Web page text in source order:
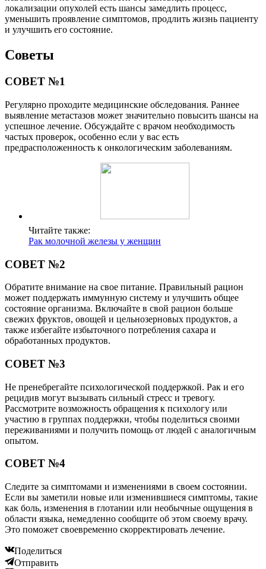
локализации опухолей есть шансы замедлить процесс,
уменьшить проявление симптомов, продлить жизнь пациенту
и улучшить его состояние.
Советы
СОВЕТ №1
Регулярно проходите медицинские обследования. Раннее
выявление метастазов может значительно повысить шансы на
успешное лечение. Обсуждайте с врачом необходимость
частых проверок, особенно если у вас есть
предрасположенность к онкологическим заболеваниям.
Читайте также:
Рак молочной железы у женщин
СОВЕТ №2
Обратите внимание на свое питание. Правильный рацион
может поддержать иммунную систему и улучшить общее
состояние организма. Включайте в свой рацион больше
свежих фруктов, овощей и цельнозерновых продуктов, а
также избегайте избыточного потребления сахара и
обработанных продуктов.
СОВЕТ №3
Не пренебрегайте психологической поддержкой. Рак и его
рецидив могут вызывать сильный стресс и тревогу.
Рассмотрите возможность обращения к психологу или
участию в группах поддержки, чтобы поделиться своими
переживаниями и получить помощь от людей с аналогичным
опытом.
СОВЕТ №4
Следите за симптомами и изменениями в своем состоянии.
Если вы заметили новые или изменившиеся симптомы, такие
как боль, изменения в глотании или необычные ощущения в
области языка, немедленно сообщите об этом своему врачу.
Это поможет своевременно скорректировать лечение.
Поделиться
Отправить